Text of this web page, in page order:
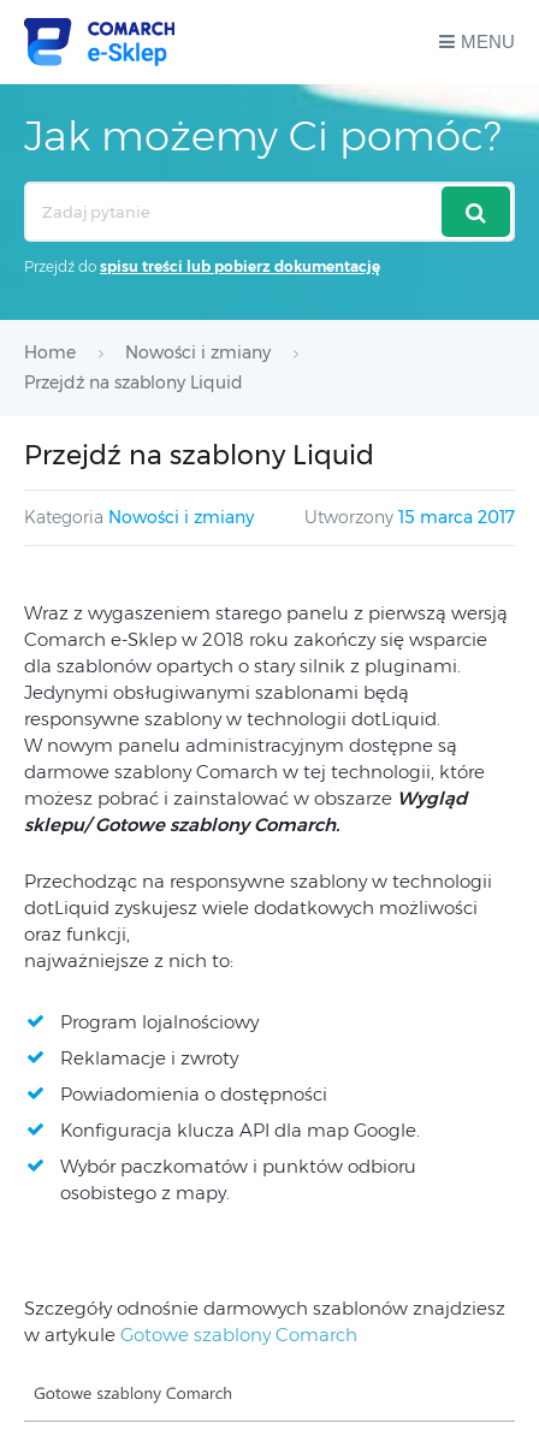
MENU
Jak możemy Ci pomóc?
Przejdź do spisu treści lub pobierz dokumentację
Home
Nowości i zmiany
Przejdź na szablony Liquid
Przejdź na szablony Liquid
Kategoria Nowości i zmiany Utworzony 15 marca 2017
Wraz z wygaszeniem starego panelu z pierwszą wersją
Comarch e-Sklep w 2018 roku zakończy się wsparcie
dla szablonów opartych o stary silnik z pluginami.
Jedynymi obsługiwanymi szablonami będą
responsywne szablony w technologii dotLiquid.
W nowym panelu administracyjnym dostępne są
darmowe szablony Comarch w tej technologii, które
możesz pobrać i zainstalować w obszarze Wygląd
sklepu/ Gotowe szablony Comarch.
Przechodząc na responsywne szablony w technologii
dotLiquid zyskujesz wiele dodatkowych możliwości
oraz funkcji,
najważniejsze z nich to:
Program lojalnościowy
Reklamacje i zwroty
Powiadomienia o dostępności
Konfiguracja klucza API dla map Google.
Wybór paczkomatów i punktów odbioru
osobistego z mapy.
Szczegóły odnośnie darmowych szablonów znajdziesz
w artykule Gotowe szablony Comarch